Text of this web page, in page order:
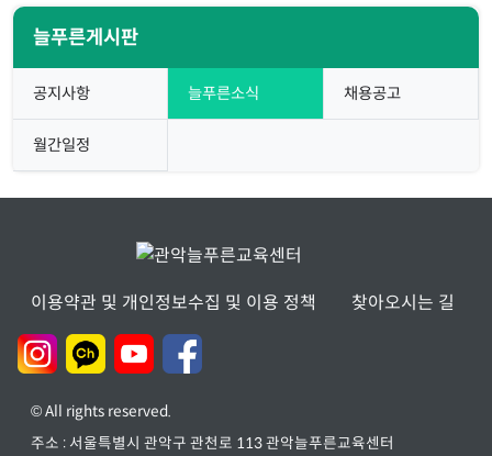
늘푸른게시판
공지사항 늘푸른소식 채용공고
월간일정
이용약관 및 개인정보수집 및 이용 정책 찾아오시는 길
© All rights reserved.
주소 : 서울특별시 관악구 관천로 113 관악늘푸른교육센터